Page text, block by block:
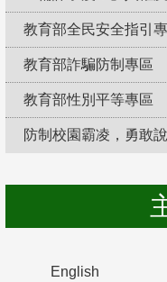
教育部全民安全指引
教育部詐騙防制專區
教育部性別平等專區
防制校園霸凌，勇敢說
English